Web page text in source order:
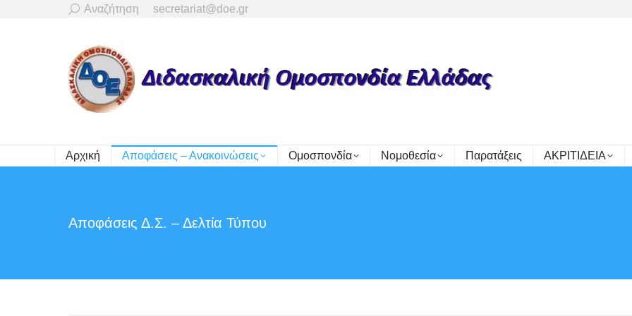
Search:
Αναζήτηση secretariat@doe.gr
Αρχική Αποφάσεις – Ανακοινώσεις Ομοσπονδία Νομοθεσία Παρατάξεις ΑΚΡΙΤΙΔΕΙΑ
Αποφάσεις Δ.Σ. – Δελτία Τύπου